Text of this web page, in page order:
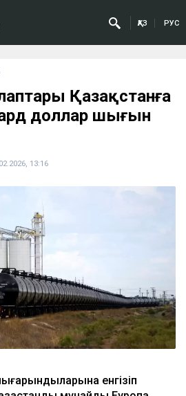
ҚАЗ РУС
Қазақстанға
доллар шығын
13:16
енгізіп